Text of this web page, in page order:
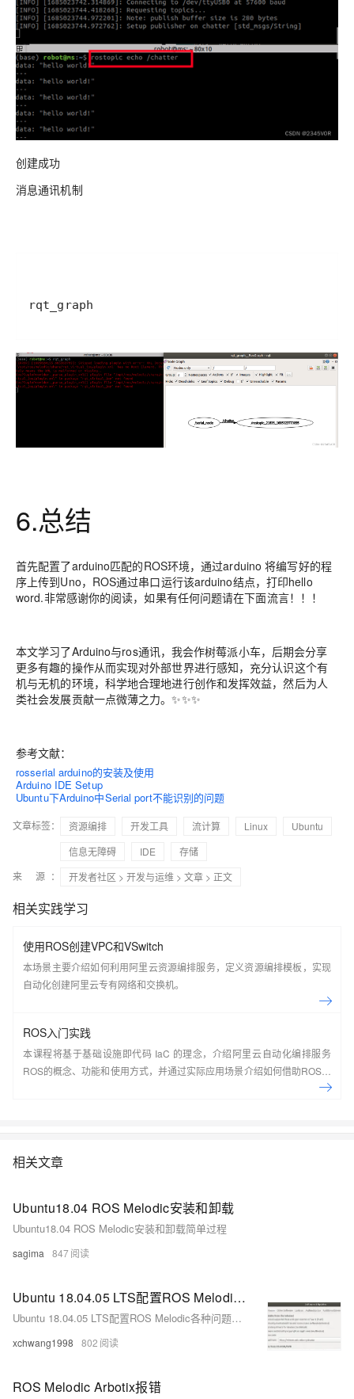
创建成功
消息通讯机制
rqt_graph
6.总结
首先配置了arduino匹配的ROS环境，通过arduino 将编写好的程
序上传到Uno，ROS通过串口运行该arduino结点，打印hello
word.非常感谢你的阅读，如果有任何问题请在下面流言！！！
本文学习了Arduino与ros通讯，我会作树莓派小车，后期会分享
更多有趣的操作从而实现对外部世界进行感知，充分认识这个有
机与无机的环境，科学地合理地进行创作和发挥效益，然后为人
类社会发展贡献一点微薄之力。✨✨✨
参考文献：
rosserial arduino的安装及使用
Arduino IDE Setup
Ubuntu下Arduino中Serial port不能识别的问题
文章标签： 资源编排 开发工具 流计算 Linux
Ubuntu
信息无障碍
IDE
存储
来 源：
开发者社区 > 开发与运维 > 文章 > 正文
相关实践学习
使用ROS创建VPC和VSwitch
本场景主要介绍如何利用阿里云资源编排服务，定义资源编排模板，实现
自动化创建阿里云专有网络和交换机。
ROS入门实践
本课程将基于基础设施即代码 IaC 的理念，介绍阿里云自动化编排服务
ROS的概念、功能和使用方式，并通过实际应用场景介绍如何借助ROS实
相关文章
Ubuntu18.04 ROS Melodic安装和卸载
Ubuntu18.04 ROS Melodic安装和卸载简单过程
sagima 847
Ubuntu 18.04.05 LTS配置ROS Melodic各种问题详细解决（填坑）
Ubuntu 18.04.05 LTS配置ROS Melodic各种问题详细解决（填坑）
xchwang1998 802
ROS Melodic Arbotix报错